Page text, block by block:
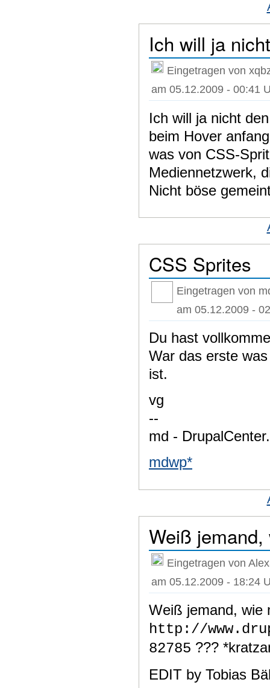
Ich will ja
Eingetragen von
am 05.12.2009 - 00:41
Ich will ja nicht
beim Hover
was von CSS-
Mediennetzwerk,
Nicht böse
CSS Sprites
Eingetragen von
am 05.12.2009 -
Du hast
War das erste
ist.
vg
--
md -
mdwp*
Weiß
Eingetragen von
am 05.12.2009 - 18:24
Weiß jemand, wie
http://
82785 ???
EDIT by Tobias